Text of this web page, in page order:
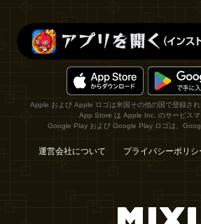
Apple および Apple ロゴは米国その他の国で登録され
App Store は Apple Inc. のサービスマ
Google Play および Google Play ロゴは、
運営会社について プライバシーポリシ